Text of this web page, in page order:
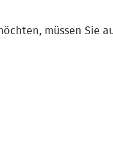
müssen Sie